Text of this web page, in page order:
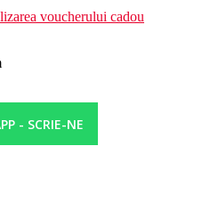
voucherului cadou
- SCRIE-NE